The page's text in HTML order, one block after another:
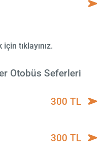
tıklayınız.
Otobüs Seferleri
300 TL
300 TL